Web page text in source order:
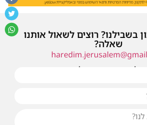
בשבילנו? רוצים לשאול אותנו
שאלה?
אלינו פנייה ונחזור אליכם בהקדם